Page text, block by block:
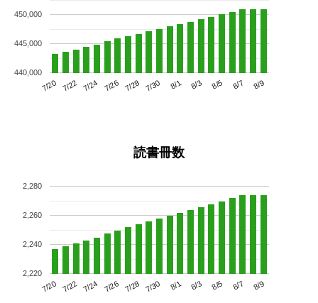
7/20 7/22 7/24 7/26 7/28 7/30 8/1 8/3 8/5 8/7 8/9
440,000
445,000
450,000
読書冊数
7/20 7/22 7/24 7/26 7/28 7/30 8/1 8/3 8/5 8/7 8/9
2,220
2,240
2,260
2,280